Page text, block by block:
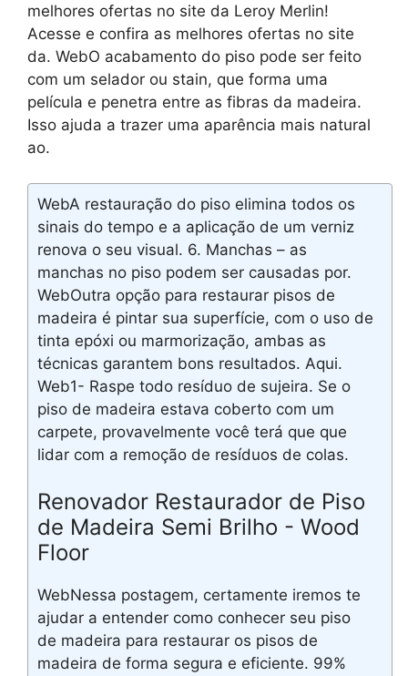
melhores ofertas no site da Leroy Merlin!
Acesse e confira as melhores ofertas no site
da. WebO acabamento do piso pode ser feito
com um selador ou stain, que forma uma
película e penetra entre as fibras da madeira.
Isso ajuda a trazer uma aparência mais natural
ao.
WebA restauração do piso elimina todos os
sinais do tempo e a aplicação de um verniz
renova o seu visual. 6. Manchas – as
manchas no piso podem ser causadas por.
WebOutra opção para restaurar pisos de
madeira é pintar sua superfície, com o uso de
tinta epóxi ou marmorização, ambas as
técnicas garantem bons resultados. Aqui.
Web1- Raspe todo resíduo de sujeira. Se o
piso de madeira estava coberto com um
carpete, provavelmente você terá que que
lidar com a remoção de resíduos de colas.
Renovador Restaurador de Piso
de Madeira Semi Brilho - Wood
Floor
WebNessa postagem, certamente iremos te
ajudar a entender como conhecer seu piso
de madeira para restaurar os pisos de
madeira de forma segura e eficiente. 99%